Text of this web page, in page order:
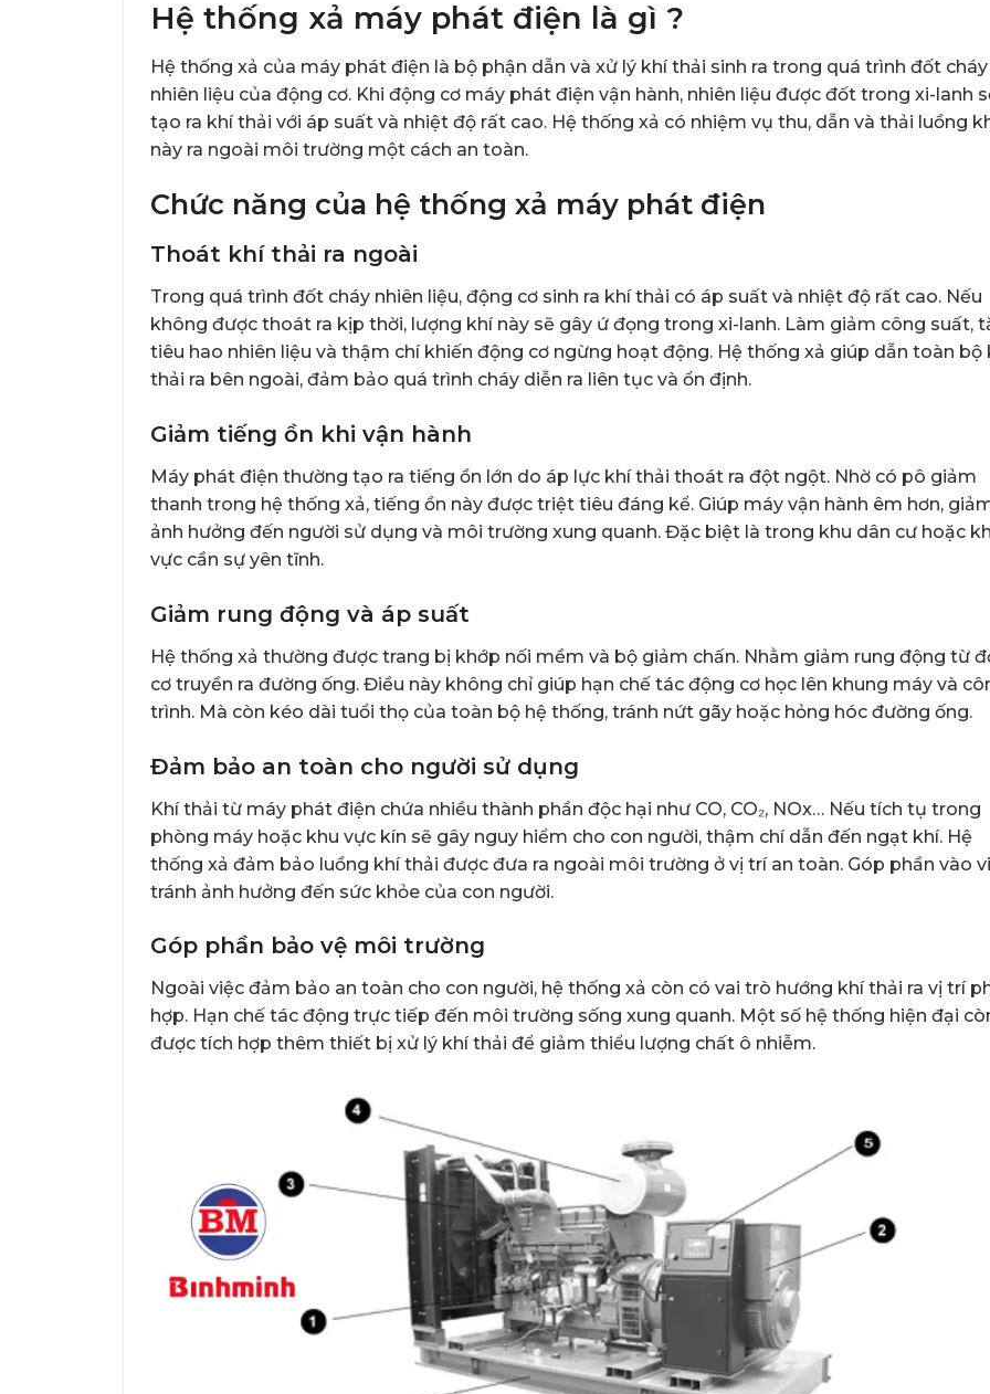
Hệ thống xả máy phát điện là gì ?
Hệ thống xả của máy phát điện là bộ phận dẫn và xử lý khí thải sinh ra trong quá trình đốt cháy
nhiên liệu của động cơ. Khi động cơ máy phát điện vận hành, nhiên liệu được đốt trong xi-lanh
tạo ra khí thải với áp suất và nhiệt độ rất cao. Hệ thống xả có nhiệm vụ thu, dẫn và thải luồng
này ra ngoài môi trường một cách an toàn.
Chức năng của hệ thống xả máy phát điện
Thoát khí thải ra ngoài
Trong quá trình đốt cháy nhiên liệu, động cơ sinh ra khí thải có áp suất và nhiệt độ rất cao. Nếu
không được thoát ra kịp thời, lượng khí này sẽ gây ứ đọng trong xi-lanh. Làm giảm công suất,
tiêu hao nhiên liệu và thậm chí khiến động cơ ngừng hoạt động. Hệ thống xả giúp dẫn toàn bộ
thải ra bên ngoài, đảm bảo quá trình cháy diễn ra liên tục và ổn định.
Giảm tiếng ồn khi vận hành
Máy phát điện thường tạo ra tiếng ồn lớn do áp lực khí thải thoát ra đột ngột. Nhờ có pô giảm
thanh trong hệ thống xả, tiếng ồn này được triệt tiêu đáng kể. Giúp máy vận hành êm hơn,
ảnh hưởng đến người sử dụng và môi trường xung quanh. Đặc biệt là trong khu dân cư hoặc
vực cần sự yên tĩnh.
Giảm rung động và áp suất
Hệ thống xả thường được trang bị khớp nối mềm và bộ giảm chấn. Nhằm giảm rung động từ
cơ truyền ra đường ống. Điều này không chỉ giúp hạn chế tác động cơ học lên khung máy và
trình. Mà còn kéo dài tuổi thọ của toàn bộ hệ thống, tránh nứt gãy hoặc hỏng hóc đường ống.
Đảm bảo an toàn cho người sử dụng
Khí thải từ máy phát điện chứa nhiều thành phần độc hại như CO, CO₂, NOx… Nếu tích tụ trong
phòng máy hoặc khu vực kín sẽ gây nguy hiểm cho con người, thậm chí dẫn đến ngạt khí. Hệ
thống xả đảm bảo luồng khí thải được đưa ra ngoài môi trường ở vị trí an toàn. Góp phần vào
tránh ảnh hưởng đến sức khỏe của con người.
Góp phần bảo vệ môi trường
Ngoài việc đảm bảo an toàn cho con người, hệ thống xả còn có vai trò hướng khí thải ra vị trí
hợp. Hạn chế tác động trực tiếp đến môi trường sống xung quanh. Một số hệ thống hiện đại
được tích hợp thêm thiết bị xử lý khí thải để giảm thiểu lượng chất ô nhiễm.